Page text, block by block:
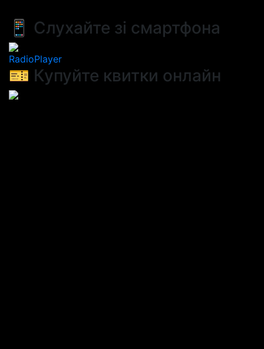
📱 Слухайте зі смартфона
RadioPlayer
🎫 Купуйте квитки онлайн